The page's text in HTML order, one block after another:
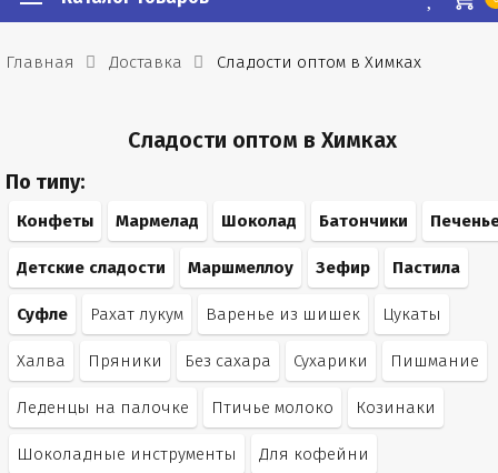
Главная Доставка Сладости оптом в Химках
Сладости оптом в Химках
По типу:
Конфеты Мармелад Шоколад Батончики
Детские сладости Маршмеллоу Зефир Пастила
Суфле Рахат лукум Варенье из шишек Цукаты
Халва Пряники Без сахара Сухарики Пишмание
Леденцы на палочке Птичье молоко Козинаки
Шоколадные инструменты Для кофейни